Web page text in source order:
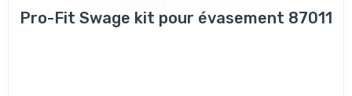
Pro-Fit Swage kit pour évasement 87011